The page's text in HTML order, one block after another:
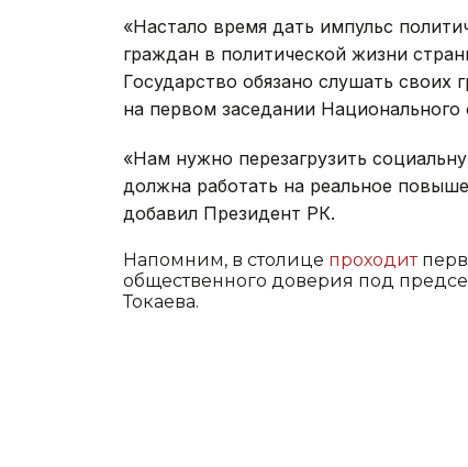
«Настало время дать импульс
граждан в политической жизни
Государство обязано слушать своих
на первом заседании
«Нам нужно перезагрузить
должна работать на реальное
добавил Президент РК.
Напомним, в столице проходит
общественного доверия под
Токаева.